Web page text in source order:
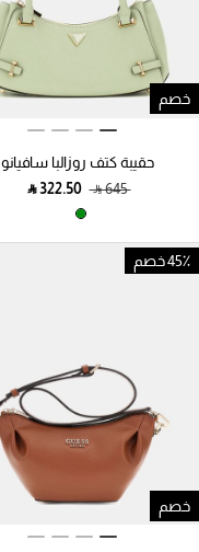
خصم
حقيبة كتف روزالبا سافيانو
‎ ⃁ ⁦645⁩ ‎
‎ ⃁ ⁦322.50⁩ ‎
45٪ خصم
خصم